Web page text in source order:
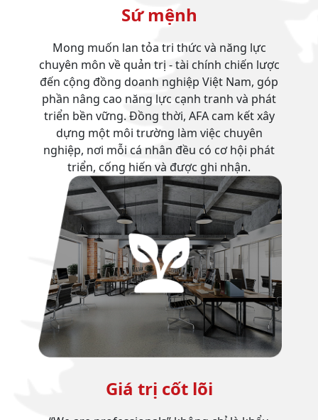
Sứ mệnh
Mong muốn lan tỏa tri thức và năng lực
chuyên môn về quản trị - tài chính chiến lược
đến cộng đồng doanh nghiệp Việt Nam, góp
phần nâng cao năng lực cạnh tranh và phát
triển bền vững. Đồng thời, AFA cam kết xây
dựng một môi trường làm việc chuyên
nghiệp, nơi mỗi cá nhân đều có cơ hội phát
triển, cống hiến và được ghi nhận.
Giá trị cốt lõi